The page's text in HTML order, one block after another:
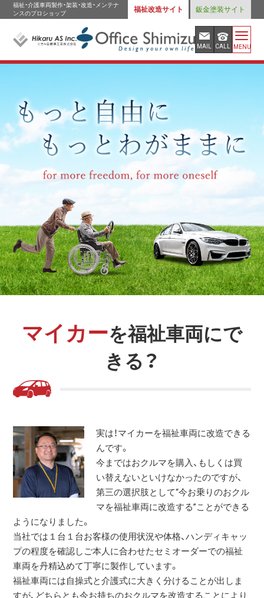
福祉・介護車両製作・架装・改造・メンテナ
ンスのプロショップ
福祉改造サイト 鈑金塗装サイト
MAIL CALL MENU
マイカーを福祉車両にで
きる？
実は！マイカーを福祉車両に改造できる
んです。
今まではおクルマを購入、もしくは買
い替えないといけなかったのですが、
第三の選択肢として“今お乗りのおクル
マを福祉車両に改造する”ことができる
ようになりました。
当社では１台１台お客様の使用状況や体格、ハンディキャッ
プの程度を確認しご本人に合わせたセミオーダーでの福祉
車両を丹精込めて丁寧に製作しています。
福祉車両には自操式と介護式に大きく分けることが出しま
すが、どちらとも今お持ちのおクルマを改造することにより